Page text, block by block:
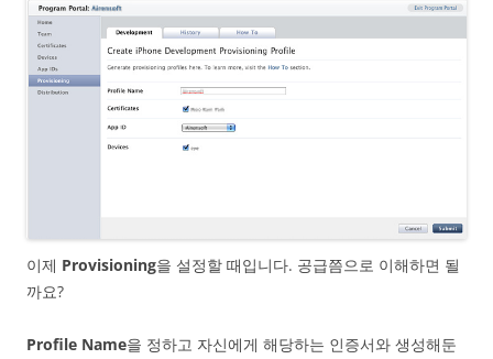
이제 Provisioning을 설정할 때입니다. 공급쯤으로 이해하면 될
까요?
Profile Name을 정하고 자신에게 해당하는 인증서와 생성해둔